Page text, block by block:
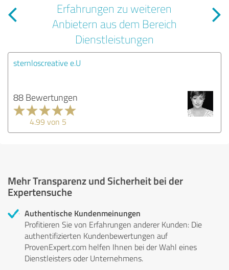
Erfahrungen zu weiteren
Anbietern aus dem Bereich
Dienstleistungen
sternloscreative e.U
88 Bewertungen
4.99 von 5
Mehr Transparenz und Sicherheit bei der
Expertensuche
Authentische Kundenmeinungen
Profitieren Sie von Erfahrungen anderer Kunden: Die
authentifizierten Kundenbewertungen auf
ProvenExpert.com helfen Ihnen bei der Wahl eines
Dienstleisters oder Unternehmens.